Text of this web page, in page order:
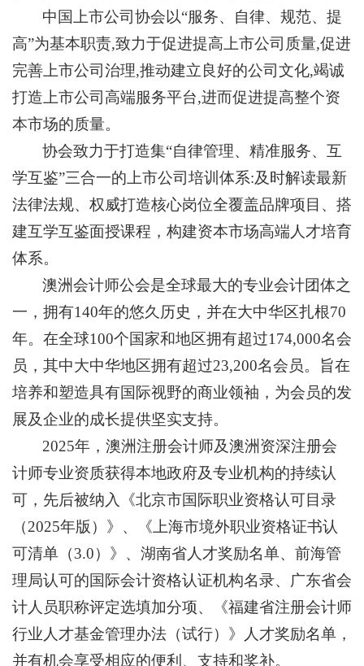
中国上市公司协会以“服务、自律、规范、提
高”为基本职责,致力于促进提高上市公司质量,促进
完善上市公司治理,推动建立良好的公司文化,竭诚
打造上市公司高端服务平台,进而促进提高整个资
本市场的质量。
协会致力于打造集“自律管理、精准服务、互
学互鉴”三合一的上市公司培训体系:及时解读最新
法律法规、权威打造核心岗位全覆盖品牌项目、搭
建互学互鉴面授课程，构建资本市场高端人才培育
体系。
澳洲会计师公会是全球最大的专业会计团体之
一，拥有140年的悠久历史，并在大中华区扎根70
年。在全球100个国家和地区拥有超过174,000名会
员，其中大中华地区拥有超过23,200名会员。旨在
培养和塑造具有国际视野的商业领袖，为会员的发
展及企业的成长提供坚实支持。
2025年，澳洲注册会计师及澳洲资深注册会
计师专业资质获得本地政府及专业机构的持续认
可，先后被纳入《北京市国际职业资格认可目录
（2025年版）》、《上海市境外职业资格证书认
可清单（3.0）》、湖南省人才奖励名单、前海管
理局认可的国际会计资格认证机构名录、广东省会
计人员职称评定选填加分项、《福建省注册会计师
行业人才基金管理办法（试行）》人才奖励名单，
并有机会享受相应的便利、支持和奖补。